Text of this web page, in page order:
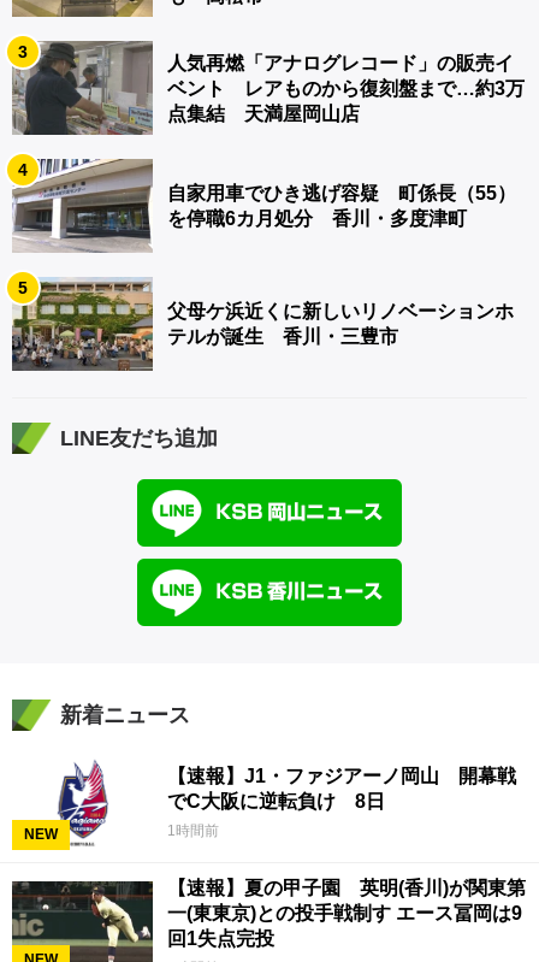
3
人気再燃「アナログレコード」の販売イ
ベント レアものから復刻盤まで…約3万
点集結 天満屋岡山店
4
自家用車でひき逃げ容疑 町係長（55）
を停職6カ月処分 香川・多度津町
5
父母ケ浜近くに新しいリノベーションホ
テルが誕生 香川・三豊市
LINE友だち追加
新着ニュース
NEW
【速報】J1・ファジアーノ岡山 開幕戦
でC大阪に逆転負け 8日
1時間前
【速報】夏の甲子園 英明(香川)が関東第
一(東東京)との投手戦制す エース冨岡は9
回1失点完投